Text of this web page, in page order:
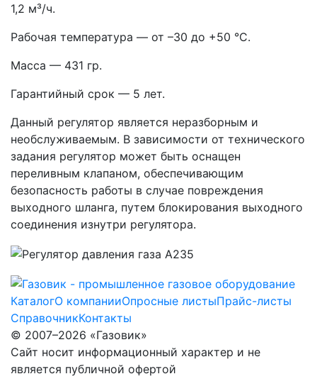
1,2 м³/ч.
Рабочая температура — от –30 до +50 °С.
Масса — 431 гр.
Гарантийный срок — 5 лет.
Данный регулятор является неразборным и
необслуживаемым. В зависимости от технического
задания регулятор может быть оснащен
переливным клапаном, обеспечивающим
безопасность работы в случае повреждения
выходного шланга, путем блокирования выходного
соединения изнутри регулятора.
КаталогО компанииОпросные листыПрайс-листы
СправочникКонтакты
© 2007–2026 «Газовик»
Сайт носит информационный характер и не
является публичной офертой